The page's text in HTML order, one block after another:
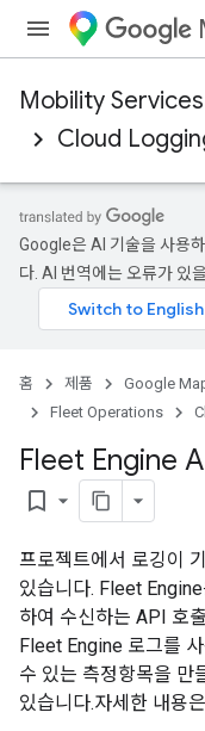
Mobility Services
Cloud
Google은 AI 기술을 사용
다. AI 번역에는 오류가 있
홈 제품 Google
Fleet Operations
Fleet Engine
bookmark_border
프로젝트에서 로깅이
있습니다. Fleet
하여 수신하는 API 호
Fleet Engine 로그를
수 있는 측정항목을 만
있습니다.자세한 내용은